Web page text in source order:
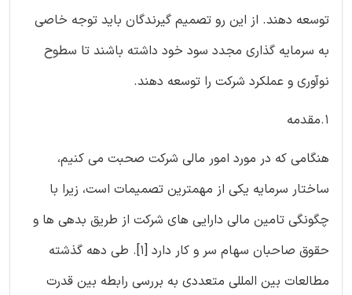
توسعه دهند. از این رو تصمیم گیرندگان باید توجه خاصی
به سرمایه گذاری مجدد سود خود داشته باشند تا سطوح
نوآوری و عملکرد شرکت را توسعه دهند.
1.مقدمه
هنگامی که در مورد امور مالی شرکت صحبت می کنیم،
ساختار سرمایه یکی از مهمترین تصمیمات است، زیرا با
چگونگی تامین مالی دارایی های شرکت از طریق بدهی ها و
حقوق صاحبان سهام سر و کار دارد [‏1]‏. طی دهه گذشته
مطالعات بین المللی متعددی به بررسی رابطه بین قدرت